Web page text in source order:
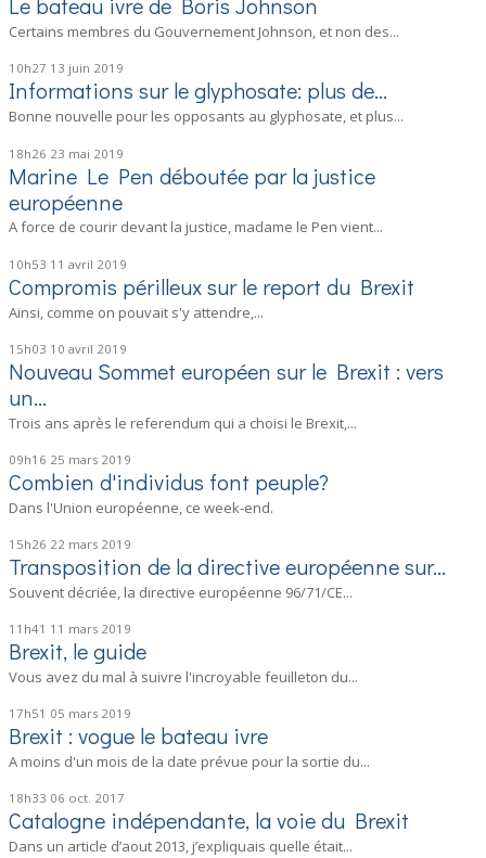
Le bateau ivre de Boris Johnson
Certains membres du Gouvernement Johnson, et non des...
10h27 13 juin 2019
Informations sur le glyphosate: plus de...
Bonne nouvelle pour les opposants au glyphosate, et plus...
18h26 23 mai 2019
Marine Le Pen déboutée par la justice
européenne
A force de courir devant la justice, madame le Pen vient...
10h53 11 avril 2019
Compromis périlleux sur le report du Brexit
Ainsi, comme on pouvait s'y attendre,...
15h03 10 avril 2019
Nouveau Sommet européen sur le Brexit : vers
un...
Trois ans après le referendum qui a choisi le Brexit,...
09h16 25 mars 2019
Combien d'individus font peuple?
Dans l'Union européenne, ce week-end.
15h26 22 mars 2019
Transposition de la directive européenne sur...
Souvent décriée, la directive européenne 96/71/CE...
11h41 11 mars 2019
Brexit, le guide
Vous avez du mal à suivre l'incroyable feuilleton du...
17h51 05 mars 2019
Brexit : vogue le bateau ivre
A moins d'un mois de la date prévue pour la sortie du...
18h33 06 oct. 2017
Catalogne indépendante, la voie du Brexit
Dans un article d’aout 2013, j’expliquais quelle était...